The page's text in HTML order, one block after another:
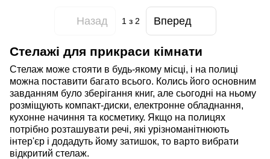
Назад 1 з 2 Вперед
Стелажі для прикраси кімнати
Стелаж може стояти в будь-якому місці, і на полиці
можна поставити багато всього. Колись його основним
завданням було зберігання книг, але сьогодні на ньому
розміщують компакт-диски, електронне обладнання,
кухонне начиння та косметику. Якщо на полицях
потрібно розташувати речі, які урізноманітнюють
інтер'єр і додадуть йому затишок, то варто вибрати
відкритий стелаж.